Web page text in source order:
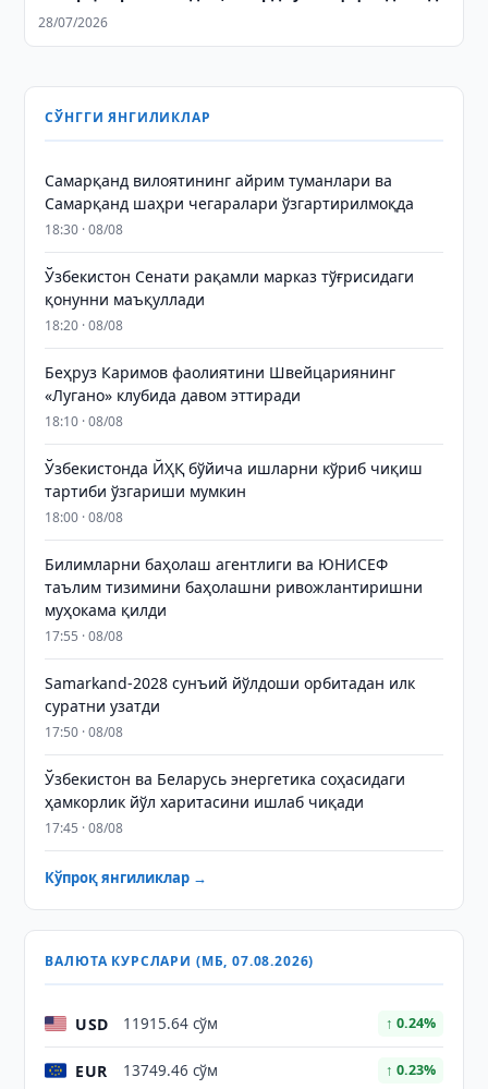
28/07/2026
СЎНГГИ ЯНГИЛИКЛАР
Самарқанд вилоятининг айрим туманлари ва
Самарқанд шаҳри чегаралари ўзгартирилмоқда
18:30 · 08/08
Ўзбекистон Сенати рақамли марказ тўғрисидаги
қонунни маъқуллади
18:20 · 08/08
Беҳруз Каримов фаолиятини Швейцариянинг
«Лугано» клубида давом эттиради
18:10 · 08/08
Ўзбекистонда ЙҲҚ бўйича ишларни кўриб чиқиш
тартиби ўзгариши мумкин
18:00 · 08/08
Билимларни баҳолаш агентлиги ва ЮНИСЕФ
таълим тизимини баҳолашни ривожлантиришни
муҳокама қилди
17:55 · 08/08
Samarkand-2028 сунъий йўлдоши орбитадан илк
суратни узатди
17:50 · 08/08
Ўзбекистон ва Беларусь энергетика соҳасидаги
ҳамкорлик йўл харитасини ишлаб чиқади
17:45 · 08/08
Кўпроқ янгиликлар →
ВАЛЮТА КУРСЛАРИ (МБ, 07.08.2026)
USD 11915.64 сўм ↑ 0.24%
EUR 13749.46 сўм ↑ 0.23%